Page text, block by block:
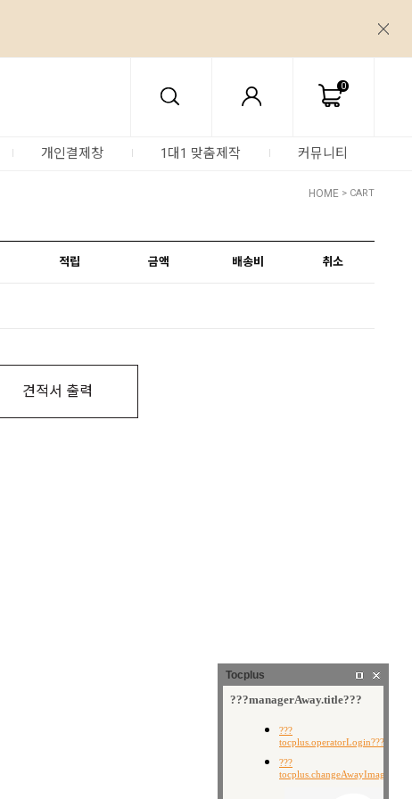
0
개인결제창 1대1 맞춤제작 커뮤니티
HOME > CART
적립 금액 배송비 취소
견적서 출력
Tocplus